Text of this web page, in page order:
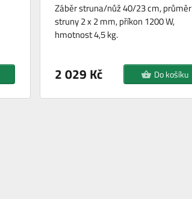
Záběr struna/nůž 40/23 cm, průměr
struny 2 x 2 mm, příkon 1200 W,
hmotnost 4,5 kg.
2 029 Kč Do košíku